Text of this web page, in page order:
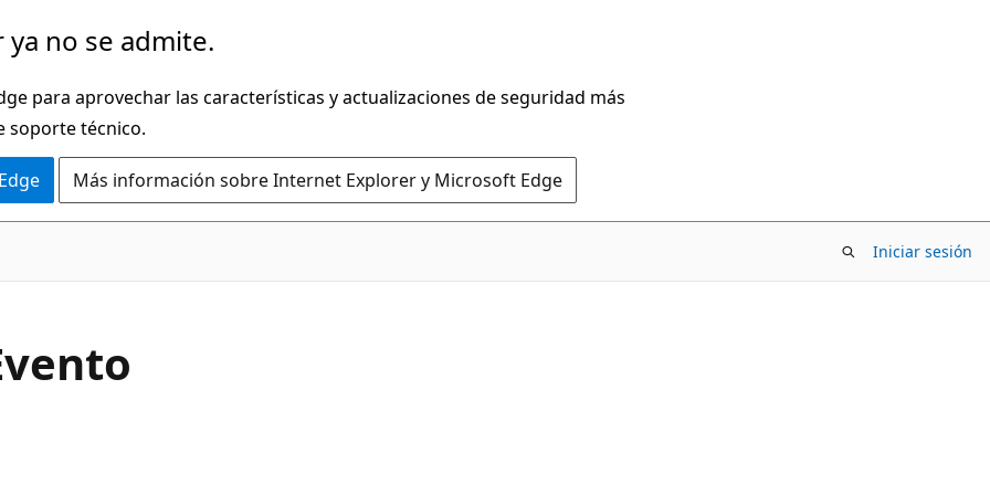
no se admite.
para aprovechar las características y actualizaciones de seguridad más
soporte técnico.
Más información sobre Internet Explorer y Microsoft Edge
Iniciar sesión